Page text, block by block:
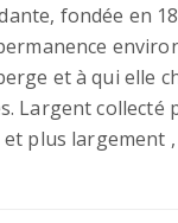
fondée en
et à qui elle
Largent collecté
plus largement ,